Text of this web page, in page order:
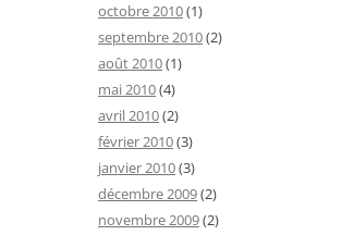
octobre 2010(1)
septembre 2010(2)
août 2010(1)
mai 2010(4)
avril 2010(2)
février 2010(3)
janvier 2010(3)
décembre 2009(2)
novembre 2009(2)